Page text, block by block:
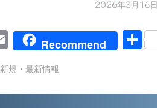
2026年3月16日
E
ai
l
Recommend
共
新規・最新情報